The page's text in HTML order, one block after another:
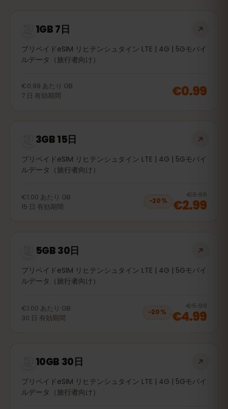
1GB 7日
プリペイドeSIM リヒテンシュタイン LTE | 4G | 5Gモバイ
ルデータ（旅行者向け）
€0.99 あたり GB
7 日 有効期間 €0.99
3GB 15日
プリペイドeSIM リヒテンシュタイン LTE | 4G | 5Gモバイ
ルデータ（旅行者向け）
€1.00 あたり GB
15 日 有効期間
−20%
€3.99
€2.99
5GB 30日
プリペイドeSIM リヒテンシュタイン LTE | 4G | 5Gモバイ
ルデータ（旅行者向け）
€1.00 あたり GB
30 日 有効期間
−20%
€5.99
€4.99
10GB 30日
プリペイドeSIM リヒテンシュタイン LTE | 4G | 5Gモバイ
ルデータ（旅行者向け）